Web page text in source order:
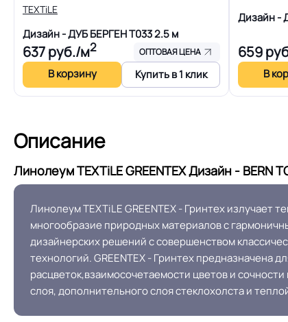
Форма поставки и мин. партии
Система стыковки швов
Производственная площадка или
Остаточная деформация
Условия хранения
TEXTiLE
Дизайн - ДУБ БЕРГЕН T0332.5 м
637руб./м2 ОПТОВАЯ ЦЕНА
В корзину Купить в 1 клик
Дизайн -
659
В
Описание
Линолеум TEXTiLE GREENTEX Дизайн - BERN
Линолеум TEXTiLE GREENTEX - Гринтех излучает
многообразие природных материалов с
дизайнерских решений с совершенством
технологий. GREENTEX - Гринтех предназначена
расцветок,взаимосочетаемости цветов и
слоя, дополнительного слоя стеклохолста и